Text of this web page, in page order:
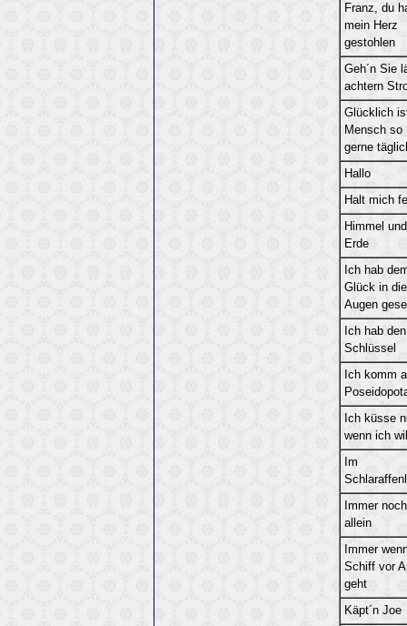
Franz, du
mein Herz
gestohlen
Geh´n Sie
achtern
Glücklich
Mensch so
gerne
Hallo
Halt mich
Himmel und
Erde
Ich hab
Glück in die
Augen
Ich hab den
Schlüssel
Ich komm
Ich küsse
wenn ich
Im
Immer noch
allein
Immer
Schiff vor
geht
Käpt´n Joe